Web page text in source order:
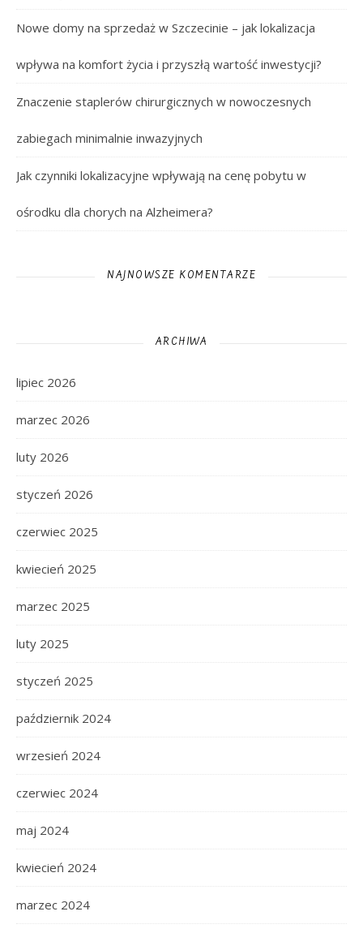
Nowe domy na sprzedaż w Szczecinie – jak lokalizacja
wpływa na komfort życia i przyszłą wartość inwestycji?
Znaczenie staplerów chirurgicznych w nowoczesnych
zabiegach minimalnie inwazyjnych
Jak czynniki lokalizacyjne wpływają na cenę pobytu w
ośrodku dla chorych na Alzheimera?
NAJNOWSZE KOMENTARZE
ARCHIWA
lipiec 2026
marzec 2026
luty 2026
styczeń 2026
czerwiec 2025
kwiecień 2025
marzec 2025
luty 2025
styczeń 2025
październik 2024
wrzesień 2024
czerwiec 2024
maj 2024
kwiecień 2024
marzec 2024